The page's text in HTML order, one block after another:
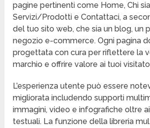
pagine pertinenti come Home, Chi
Servizi/Prodotti e Contattaci, a
del tuo sito web, che sia un blog, un
negozio e-commerce. Ogni pagina
progettata con cura per riflettere la
marchio e offrire valore ai tuoi
L’esperienza utente può essere
migliorata includendo supporti
immagini, video e infografiche oltre
testuali. La funzione della libreria